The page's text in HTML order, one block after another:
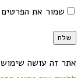
שמור את
אתר זה עושה